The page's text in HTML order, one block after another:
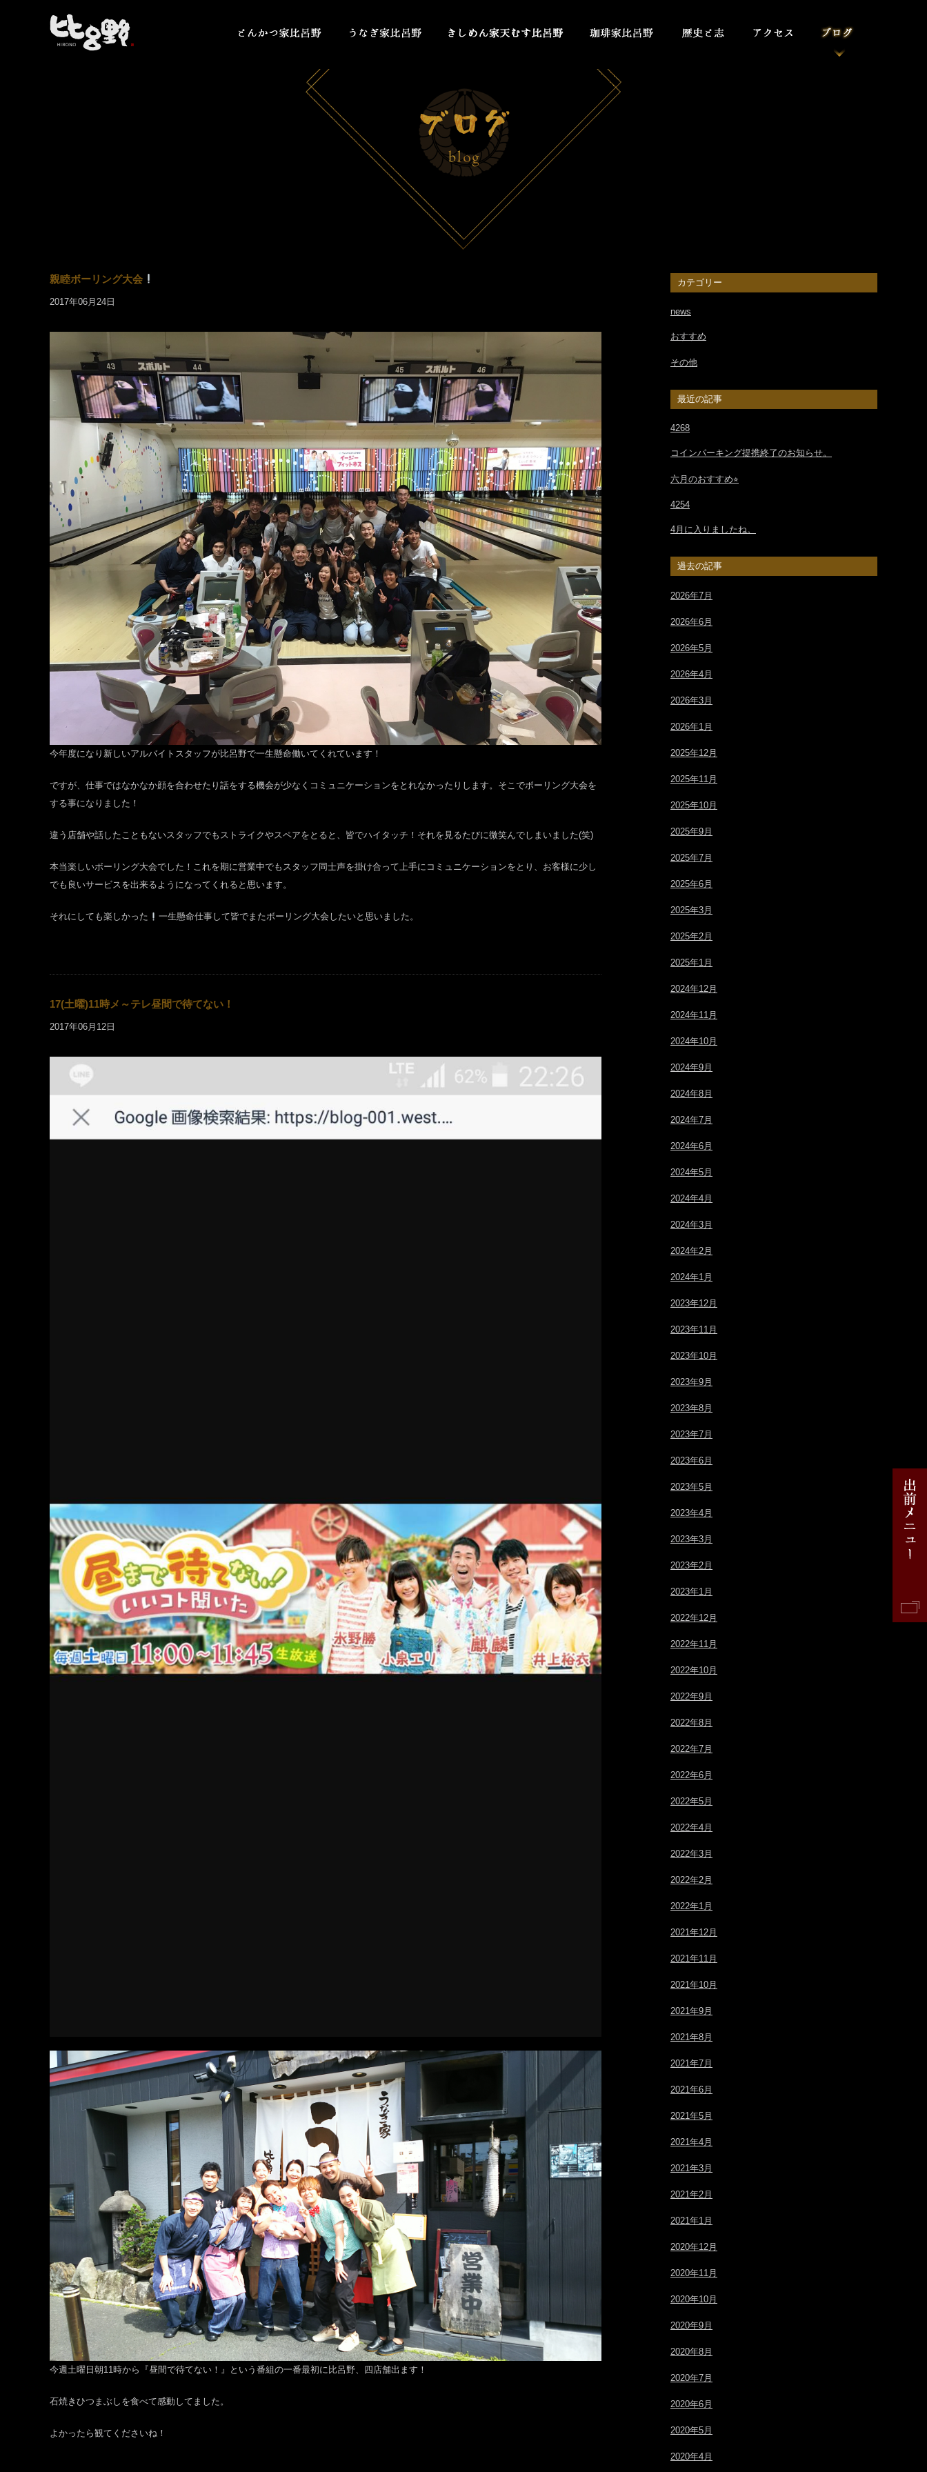
親睦ボーリング大会
2017年06月24日
今年度になり新しいアルバイトスタッフが比呂野で一生懸命働いてくれています！
ですが、仕事ではなかなか顔を合わせたり話をする機会が少なくコミュニケーションをとれなかったりします。そこでボーリング大会を
する事になりました！
違う店舗や話したこともないスタッフでもストライクやスペアをとると、皆でハイタッチ！それを見るたびに微笑んでしまいました(笑)
本当楽しいボーリング大会でした！これを期に営業中でもスタッフ同士声を掛け合って上手にコミュニケーションをとり、お客様に少し
でも良いサービスを出来るようになってくれると思います。
それにしても楽しかった 一生懸命仕事して皆でまたボーリング大会したいと思いました。
17(土曜)11時メ～テレ昼間で待てない！
2017年06月12日
今週土曜日朝11時から『昼間で待てない！』という番組の一番最初に比呂野、四店舗出ます！
石焼きひつまぶしを食べて感動してました。
よかったら観てくださいね！
カテゴリー
news
おすすめ
その他
最近の記事
4268
コインパーキング提携終了のお知らせ。
六月のおすすめ⭐︎
4254
4月に入りましたね。
過去の記事
2026年7月
2026年6月
2026年5月
2026年4月
2026年3月
2026年1月
2025年12月
2025年11月
2025年10月
2025年9月
2025年7月
2025年6月
2025年3月
2025年2月
2025年1月
2024年12月
2024年11月
2024年10月
2024年9月
2024年8月
2024年7月
2024年6月
2024年5月
2024年4月
2024年3月
2024年2月
2024年1月
2023年12月
2023年11月
2023年10月
2023年9月
2023年8月
2023年7月
2023年6月
2023年5月
2023年4月
2023年3月
2023年2月
2023年1月
2022年12月
2022年11月
2022年10月
2022年9月
2022年8月
2022年7月
2022年6月
2022年5月
2022年4月
2022年3月
2022年2月
2022年1月
2021年12月
2021年11月
2021年10月
2021年9月
2021年8月
2021年7月
2021年6月
2021年5月
2021年4月
2021年3月
2021年2月
2021年1月
2020年12月
2020年11月
2020年10月
2020年9月
2020年8月
2020年7月
2020年6月
2020年5月
2020年4月